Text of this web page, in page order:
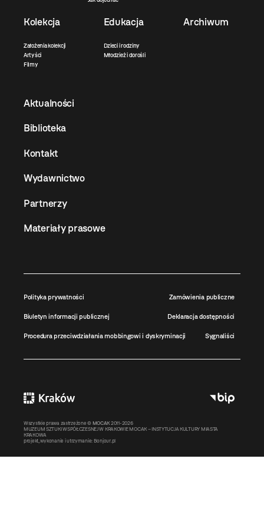
Kolekcja
Założenia kolekcji
Artyści
Filmy
Edukacja
Dzieci i rodziny
Młodzież i dorośli
Archiwum
Aktualności
Biblioteka
Kontakt
Wydawnictwo
Partnerzy
Materiały prasowe
Polityka prywatności Zamówienia publiczne
Biuletyn informacji publicznej Deklaracja dostępności
Procedura przeciwdziałania mobbingowi i dyskryminacji Sygnaliści
Wszystkie prawa zastrzeżone © MOCAK 2011-2026
MUZEUM SZTUKI WSPÓŁCZESNEJ W KRAKOWIE MOCAK – INSTYTUCJA KULTURY MIASTA
KRAKOWA
projekt, wykonanie i utrzymanie: Bonjour.pl